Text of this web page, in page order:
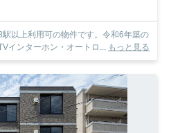
以上利用可の物件です。令和6年築の
インターホン・オートロ... もっと見る